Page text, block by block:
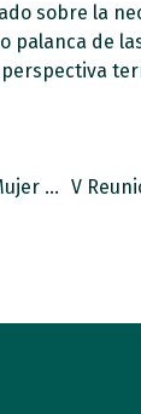
sobre la
de
En el Día Internacional de la Eliminación de la Violencia contra la Mujer apoyamos el Manifiesto de la Fundación CERMI Mujeres V